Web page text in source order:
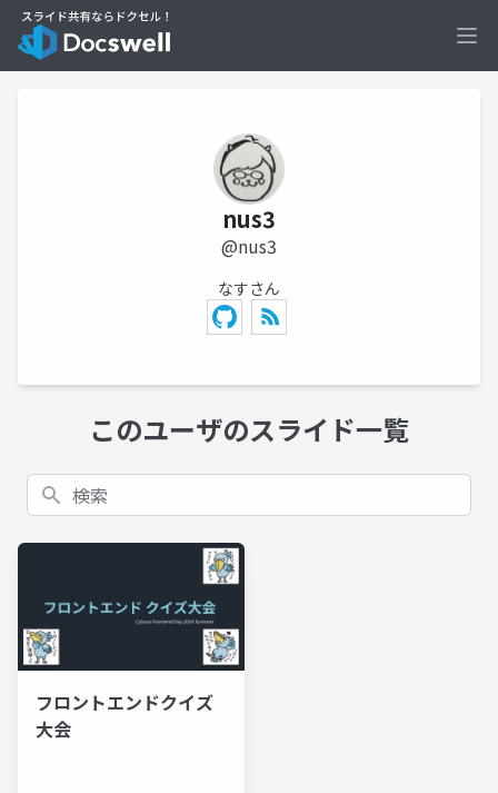
nus3
@nus3
なすさん
このユーザのスライド一覧
検索
フロントエンドクイズ
大会